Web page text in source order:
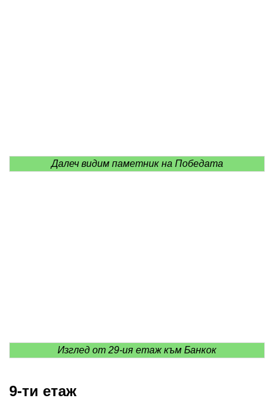
Далеч видим паметник на Победата
Изглед от 29-ия етаж към Банкок
9-ти етаж